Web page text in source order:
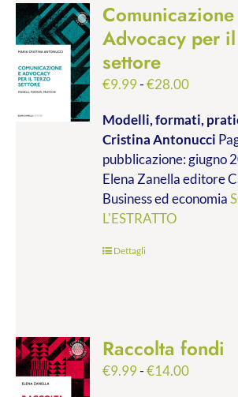
Advocacy per
settore
€9.99-€28.00Fascia
prezzo:
da
€9.99
a
€28.00
Modelli, formati,
Cristina Antonucci
pubblicazione: giugno
Elena Zanella editore
Business ed economia
L'ESTRATTO
Dettagli
Raccolta fondi
€9.99-€14.00Fascia